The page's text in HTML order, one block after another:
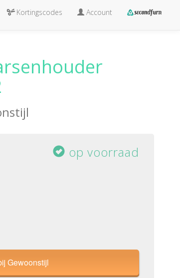
Kortingscodes Account
op voorraad
Gewoonstijl